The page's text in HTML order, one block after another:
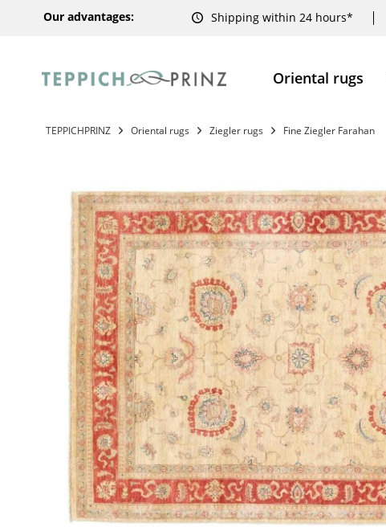
Our advantages: Shipping within 24 hours*
Oriental rugs
TEPPICHPRINZ Oriental rugs Ziegler rugs Fine Ziegler Farahan